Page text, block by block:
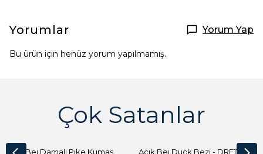
Yorumlar Yorum Yap
Bu ürün için henüz yorum yapılmamış.
Çok Satanlar
Açık Bej Damalı Pike Kumaş Açık Bej Duck Bezi - DRE1144 Kumaş Peçete